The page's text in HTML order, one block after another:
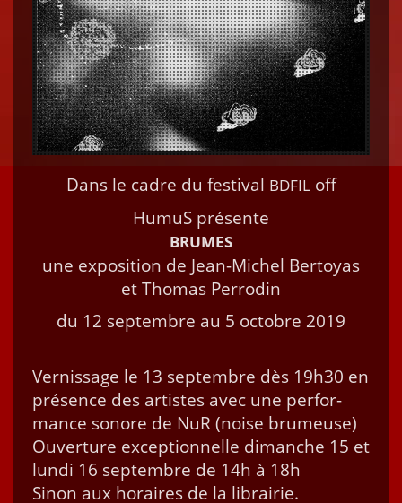
Dans le cadre du fes­ti­val BDFILoff
HumuS présente
BRUMES
une expo­si­tion de Jean-Michel Bertoyas
et Thomas Perrodin
du 12 sep­tem­bre au 5 octo­bre 2019
Vernissage le 13 sep­tem­bre dès 19h30 en
présence des artistes avec une per­for­
mance sonore de NuR (noise brumeuse)
Ouver­ture excep­tion­nelle dimanche 15 et
lun­di 16 sep­tem­bre de 14h à 18h
Sinon aux horaires de la librairie.